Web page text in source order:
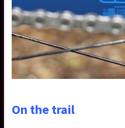
On the trail